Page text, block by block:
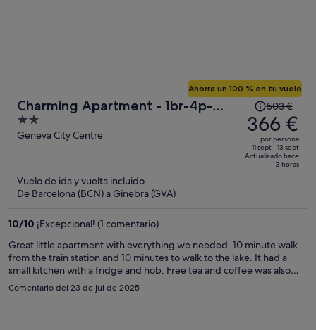
Charming Apartment - 1br-4p-
Geneva
2
out
Geneva City Centre
Ahorra un 100 % en tu vuelo
El
precio
era
de
503 €,
persona
503 €
366 €
por persona
11 sept - 13 sept
Actualizado hace
3 horas
Vuelo de ida y vuelta incluido
De Barcelona (BCN) a Ginebra (GVA)
10/10 ¡Excepcional! (1 comentario)
Great little apartment with everything we needed. 10 minute walk
from the train station and 10 minutes to walk to the lake. It had a
small kitchen with a fridge and hob. Free tea and coffee was also
provided.
Comentario del 23 de jul de 2025